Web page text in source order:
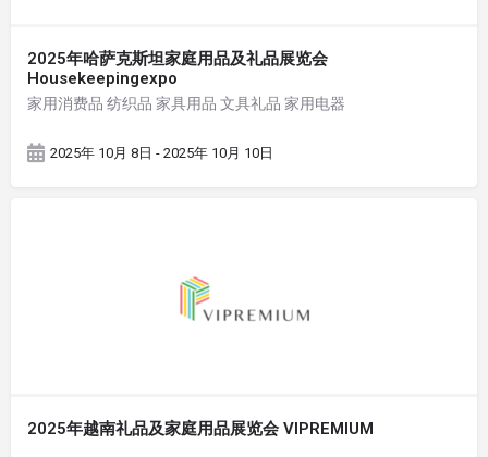
2025年哈萨克斯坦家庭用品及礼品展览会
Housekeepingexpo
家用消费品 纺织品 家具用品 文具礼品 家用电器
2025年 10月 8日 - 2025年 10月 10日
2025年越南礼品及家庭用品展览会 VIPREMIUM